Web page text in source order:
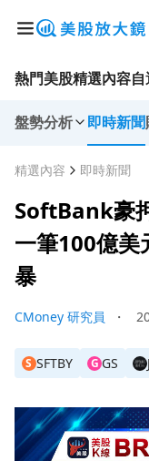
熱門美股精選內容
盤勢分析 即時新聞
精選內容 即時新聞
SoftBank豪
一筆100億美
暴
CMoney 研究員 ・
S SFTBY G GS